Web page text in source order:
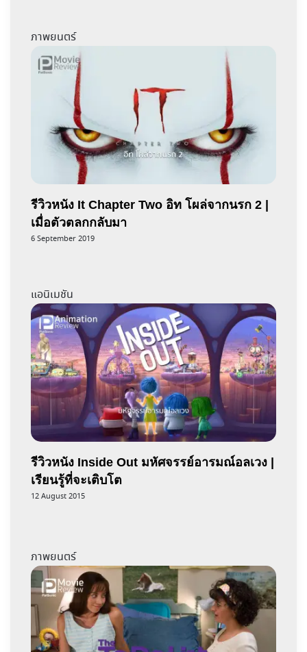
ภาพยนตร์
รีวิวหนัง It Chapter Two อิท โผล่จากนรก 2 |
เมื่อตัวตลกกลับมา
6 September 2019
แอนิเมชัน
รีวิวหนัง Inside Out มหัศจรรย์อารมณ์อลเวง |
เรียนรู้ที่จะเติบโต
12 August 2015
ภาพยนตร์